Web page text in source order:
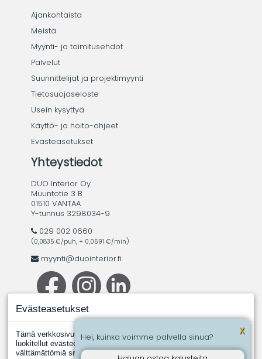
Ajankohtaista
Meistä
Myynti- ja toimitusehdot
Palvelut
Suunnittelijat ja projektimyynti
Tietosuojaseloste
Usein kysyttyä
Käyttö- ja hoito-ohjeet
Evästeasetukset
Yhteystiedot
DUO Interior Oy
Muuntotie 3 B
01510 VANTAA
Y-tunnus 3298034-9
029 002 0660
(0,0835 €/puh, + 0,0691 €/min)
myynti@duointerior.fi
X
Hei, kuinka voimme palvella sinua?
Evästeasetukset
Tämä verkkosivusto käyttää evästeitä. Evästeistä välttämättömiksi
luokitellut evästeet tallennetaan selaimeesi, koska ne ovat
välttämättömiä sivuston perustoimintoja varten. Muut, kolmannen